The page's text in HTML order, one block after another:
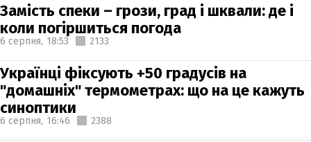
Замість спеки – грози, град і шквали: де і
коли погіршиться погода
6 серпня, 18:53 2133
Українці фіксують +50 градусів на
"домашніх" термометрах: що на це кажуть
синоптики
6 серпня, 16:46 2388